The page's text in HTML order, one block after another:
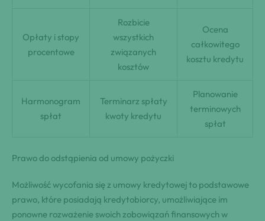
Opłaty i stopy
procentowe
Rozbicie
wszystkich
związanych
kosztów
Ocena
całkowitego
kosztu kredytu
Harmonogram
spłat
Terminarz spłaty
kwoty kredytu
Planowanie
terminowych
spłat
Prawo do odstąpienia od umowy pożyczki
Możliwość wycofania się z umowy kredytowej to podstawowe
prawo, które posiadają kredytobiorcy, umożliwiające im
ponowne rozważenie swoich zobowiązań finansowych w